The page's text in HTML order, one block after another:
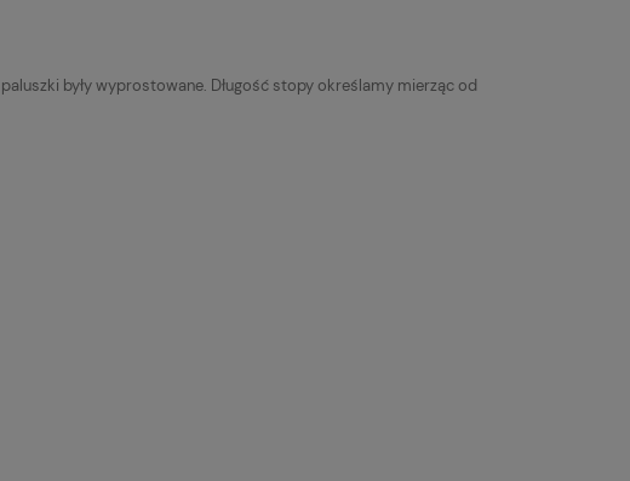
były wyprostowane. Długość stopy określamy mierząc od